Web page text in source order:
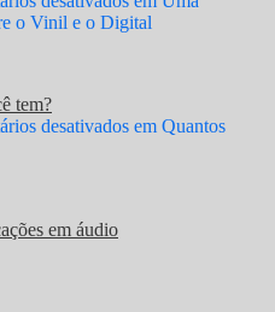
o Vinil e o Digital
tem?
desativados em Quantos
em áudio